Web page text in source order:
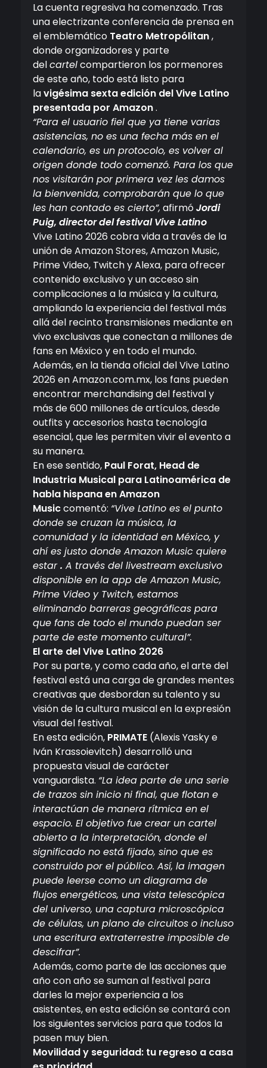
La cuenta regresiva ha comenzado. Tras
una electrizante conferencia de prensa en
el emblemático Teatro Metropólitan,
donde organizadores y parte
delcartelcompartieron los pormenores
de este año, todo está listo para
lavigésima sexta edición del Vive Latino
presentada por Amazon.
“Para el usuario fiel que ya tiene varias
asistencias, no es una fecha más en el
calendario, es un protocolo, es volver al
origen donde todo comenzó. Para los que
nos visitarán por primera vez les damos
la bienvenida, comprobarán que lo que
les han contado es cierto”, afirmóJordi
Puig, director del festival Vive Latino
Vive Latino 2026 cobra vida a través de la
unión de Amazon Stores, Amazon Music,
Prime Video, Twitch y Alexa, para ofrecer
contenido exclusivo y un acceso sin
complicaciones a la música y la cultura,
ampliando la experiencia del festival más
allá del recinto transmisiones mediante en
vivo exclusivas que conectan a millones de
fans en México y en todo el mundo.
Además, en la tienda oficial del Vive Latino
2026 en Amazon.com.mx, los fans pueden
encontrar merchandising del festival y
más de 600 millones de artículos, desde
outfits y accesorios hasta tecnología
esencial, que les permiten vivir el evento a
su manera.
En ese sentido, Paul Forat, Head de
Industria Musical para Latinoamérica de
habla hispana en Amazon
Musiccomentó: “Vive Latino es el punto
donde se cruzan la música, la
comunidad y la identidad en México, y
ahí es justo donde Amazon Music quiere
estar. A través del livestream exclusivo
disponible en la app de Amazon Music,
Prime Video y Twitch, estamos
eliminando barreras geográficas para
que fans de todo el mundo puedan ser
parte de este momento cultural”.
El arte del Vive Latino 2026
Por su parte, y como cada año, el arte del
festival está una carga de grandes mentes
creativas que desbordan su talento y su
visión de la cultura musical en la expresión
visual del festival.
En esta edición, PRIMATE (Alexis Yasky e
Iván Krassoievitch) desarrolló una
propuesta visual de carácter
vanguardista. “La idea parte de una serie
de trazos sin inicio ni final, que flotan e
interactúan de manera rítmica en el
espacio. El objetivo fue crear un cartel
abierto a la interpretación, donde el
significado no está fijado, sino que es
construido por el público. Así, la imagen
puede leerse como un diagrama de
flujos energéticos, una vista telescópica
del universo, una captura microscópica
de células, un plano de circuitos o incluso
una escritura extraterrestre imposible de
descifrar”.
Además, como parte de las acciones que
año con año se suman al festival para
darles la mejor experiencia a los
asistentes, en esta edición se contará con
los siguientes servicios para que todos la
pasen muy bien.
Movilidad y seguridad: tu regreso a casa